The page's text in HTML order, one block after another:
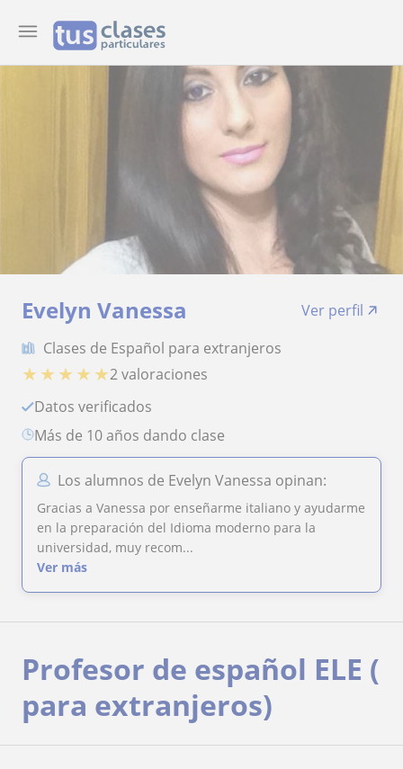
Evelyn Vanessa
Ver perfil
Clases de Español para extranjeros
★ ★ ★ ★ ★2 valoraciones
Datos verificados
más de 10 años dando clase
Los alumnos de Evelyn Vanessa opinan:
Gracias a Vanessa por enseñarme italiano y ayudarme
en la preparación del Idioma moderno para la
universidad, muy recom...
Ver más
Profesor de español ELE (
para extranjeros)